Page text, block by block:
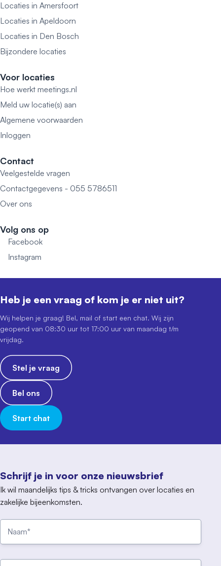
Locaties in Amersfoort
Locaties in Apeldoorn
Locaties in Den Bosch
Bijzondere locaties
Voor locaties
Hoe werkt meetings.nl
Meld uw locatie(s) aan
Algemene voorwaarden
Inloggen
Contact
Veelgestelde vragen
Contactgegevens - 055 5786511
Over ons
Volg ons op
Facebook
Instagram
Schrijf je in voor onze nieuwsbrief
Ik wil maandelijks tips & tricks ontvangen over locaties en
zakelijke bijeenkomsten.
Heb je een vraag of kom je er niet uit?
Wij helpen je graag! Bel, mail of start een chat. Wij zijn
geopend van 08:30 uur tot 17:00 uur van maandag t/m
vrijdag.
Stel je vraag
Bel ons
Start chat